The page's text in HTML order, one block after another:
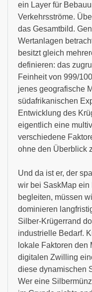
ein Layer für
Verkehrsströme.
das Gesamtbild.
Wertanlagen
besitzt gleich
definieren: das
Feinheit von 999/
jenes geografische
südafrikanischen
Entwicklung des
eigentlich eine
verschiedene
ohne den Überblick
Und da ist er, der
wir bei SaskMap ein
begleiten, müssen
dominieren
Silber-Krügerrand
industrielle Bedarf.
lokale Faktoren den
digitalen Zwilling
diese dynamischen
Wer eine